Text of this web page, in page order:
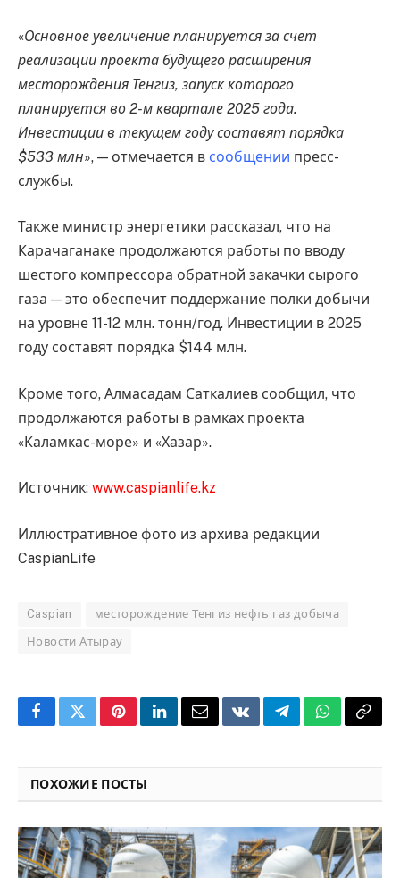
«Основное увеличение планируется за счет
реализации проекта будущего расширения
месторождения Тенгиз, запуск которого
планируется во 2-м квартале 2025 года.
Инвестиции в текущем году составят порядка
$533 млн», — отмечается в сообщении пресс-
службы.
Также министр энергетики рассказал, что на
Карачаганаке продолжаются работы по вводу
шестого компрессора обратной закачки сырого
газа — это обеспечит поддержание полки добычи
на уровне 11-12 млн. тонн/год. Инвестиции в 2025
году составят порядка $144 млн.
Кроме того, Алмасадам Саткалиев сообщил, что
продолжаются работы в рамках проекта
«Каламкас-море» и «Хазар».
Источник: www.caspianlife.kz
Иллюстративное фото из архива редакции
CaspianLife
Caspian месторождение Тенгиз нефть газ добыча
Новости Атырау
FacebookTwitterPinterestLinkedInEmailVKontakteTelegramWhatsApp
Copy
ПОХОЖИЕ ПОСТЫ